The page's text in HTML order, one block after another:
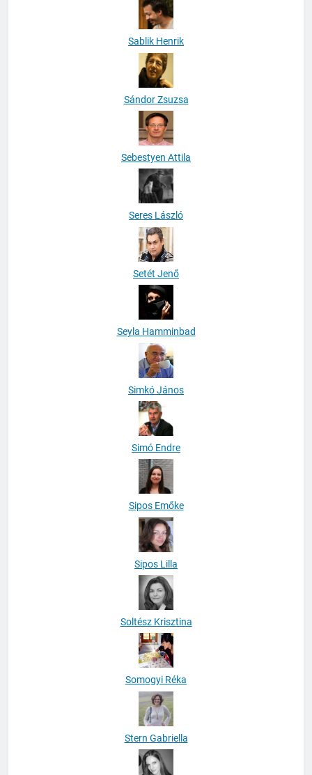
Sablik Henrik
Sándor Zsuzsa
Sebestyen Attila
Seres László
Setét Jenő
Seyla Hamminbad
Simkó János
Simó Endre
Sipos Emőke
Sipos Lilla
Soltész Krisztina
Somogyi Réka
Stern Gabriella